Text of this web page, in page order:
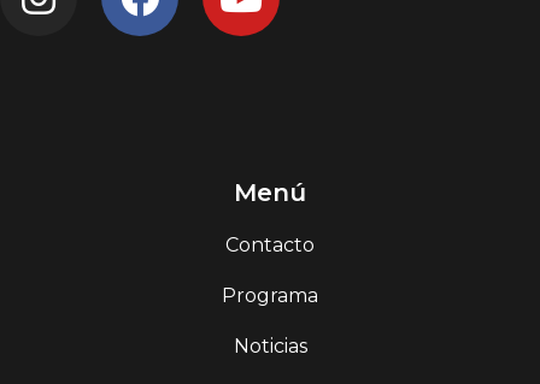
Menú
Contacto
Programa
Noticias